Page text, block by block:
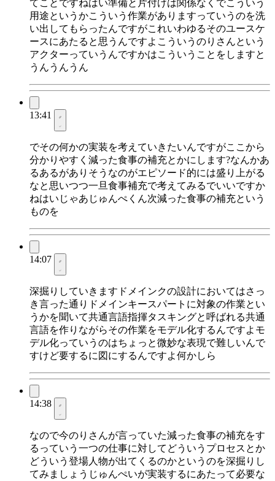
てことですねはい準備と片付けは関係なくでこういう
用途というかこういう作業がありますっていうのを洗
い出してもらったんですがこれいわゆるそのユースケ
ースにあたると思うんですよこういうのりさんという
アクターっていうんですかはこういうことをしますと
うんうんうん
13:41
でその何かの実装を考えていきたいんですがここから
分かりやすく減った食事の補充とかにします?なんかあ
るあるがありそうなのがエピソード的には盛り上がる
なと思いつつ一旦食事補充で考えてみるでいいですか
ねはいじゃあじゅんぺくん次減った食事の補充という
ものを
14:07
深掘りしていきますドメインクの設計においてはさっ
き言った通りドメインキースパートに対象の作業とい
うかを聞いて共通言語指揮タスキングと呼ばれる共通
言語を作りながらその作業をモデル化するんですよモ
デル化っていうのはちょっと微妙な表現で難しいんで
すけど要するに図にするんですよ何かしら
14:38
なので今のりさんが言っていた減った食事の補充をす
るっていう一つの仕事に対してどういうプロセスとか
どういう登場人物が出てくるのかというのを深掘りし
てみましょうじゅんぺいが実装するにあたって必要な